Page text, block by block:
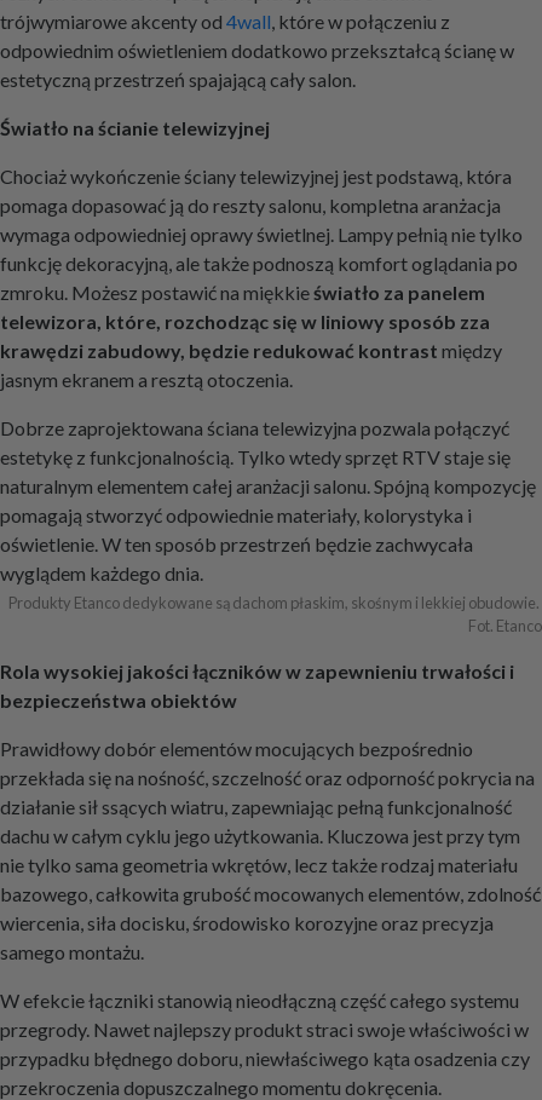
trójwymiarowe akcenty od 4wall, które w połączeniu z
odpowiednim oświetleniem dodatkowo przekształcą ścianę w
estetyczną przestrzeń spajającą cały salon.
Światło na ścianie telewizyjnej
Chociaż wykończenie ściany telewizyjnej jest podstawą, która
pomaga dopasować ją do reszty salonu, kompletna aranżacja
wymaga odpowiedniej oprawy świetlnej. Lampy pełnią nie tylko
funkcję dekoracyjną, ale także podnoszą komfort oglądania po
zmroku. Możesz postawić na miękkieświatło za panelem
telewizora, które, rozchodząc się w liniowy sposób zza
krawędzi zabudowy, będzie redukować kontrast między
jasnym ekranem a resztą otoczenia.
Dobrze zaprojektowana ściana telewizyjna pozwala połączyć
estetykę z funkcjonalnością. Tylko wtedy sprzęt RTV staje się
naturalnym elementem całej aranżacji salonu. Spójną kompozycję
pomagają stworzyć odpowiednie materiały, kolorystyka i
oświetlenie. W ten sposób przestrzeń będzie zachwycała
wyglądem każdego dnia.
Produkty Etanco dedykowane są dachom płaskim, skośnym i lekkiej obudowie.
Fot. Etanco
Rola wysokiej jakości łączników w zapewnieniu trwałości i
bezpieczeństwa obiektów
Prawidłowy dobór elementów mocujących bezpośrednio
przekłada się na nośność, szczelność oraz odporność pokrycia na
działanie sił ssących wiatru, zapewniając pełną funkcjonalność
dachu w całym cyklu jego użytkowania. Kluczowa jest przy tym
nie tylko sama geometria wkrętów, lecz także rodzaj materiału
bazowego, całkowita grubość mocowanych elementów, zdolność
wiercenia, siła docisku, środowisko korozyjne oraz precyzja
samego montażu.
W efekcie łączniki stanowią nieodłączną część całego systemu
przegrody. Nawet najlepszy produkt straci swoje właściwości w
przypadku błędnego doboru, niewłaściwego kąta osadzenia czy
przekroczenia dopuszczalnego momentu dokręcenia.